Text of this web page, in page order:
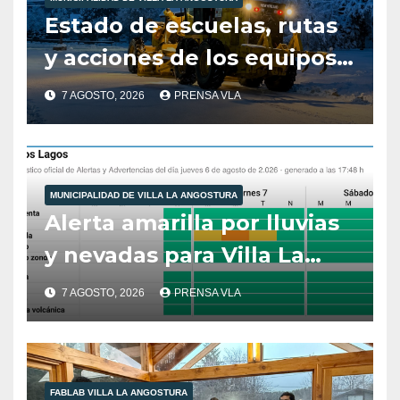
Estado de escuelas, rutas
y acciones de los equipos
municipales – Villa La
Angostura – 7 de agosto –
10:00 hs
7 AGOSTO, 2026 PRENSA VLA
MUNICIPALIDAD DE VILLA LA ANGOSTURA
Alerta amarilla por lluvias
y nevadas para Villa La
Angostura.
7 AGOSTO, 2026 PRENSA VLA
FABLAB VILLA LA ANGOSTURA